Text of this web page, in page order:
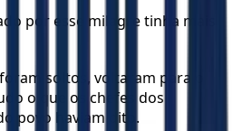
por esse milagre tinha mais
soltos, voltaram para o
o que os chefes dos
povo haviam dito.